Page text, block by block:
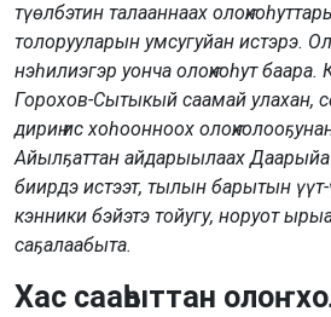
түөлбэтин талааннаах
толорууларын умсугуйан истэрэ.
нэһилиэгэр уонча олоҥхоһут баара.
Горохов-Сытыкый саамай улахан,
дириҥ ис хоһоонноох
Айылҕаттан айдарыылаах Даарыйа
биирдэ истээт, тылын барытын
кэнники бэйэтэ тойугу, норуот
саҕалаабыта.
Хас сааһыттан